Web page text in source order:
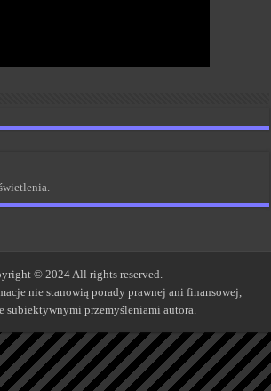
© 2024 All rights reserved.
nie stanowią porady prawnej ani finansowej,
subiektywnymi przemyśleniami autora.